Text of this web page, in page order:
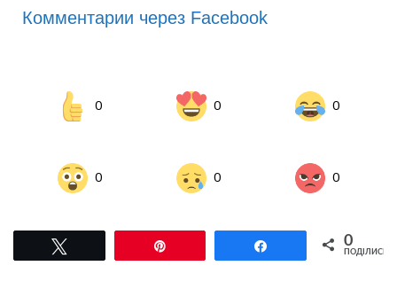
Комментарии через Facebook
0 0 0
0 0 0
Поділитися0
ПОДІЛИСЬ